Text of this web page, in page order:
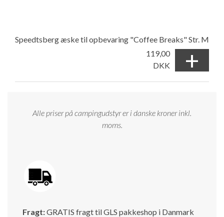
Speedtsberg æske til opbevaring "Coffee Breaks" Str. M
119,00
DKK
+
Alle priser på campingudstyr er i danske kroner inkl.
moms.
Fragt:GRATIS fragt til GLS pakkeshop i Danmark